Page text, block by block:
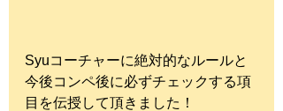
Syuコーチャーに絶対的なルールと
今後コンペ後に必ずチェックする項
目を伝授して頂きました！